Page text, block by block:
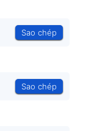
Sao chép
Sao chép